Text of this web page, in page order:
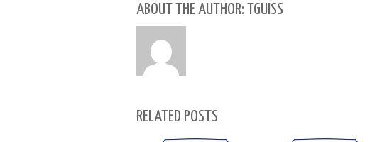
ABOUT THE AUTHOR: TGUISS
RELATED POSTS